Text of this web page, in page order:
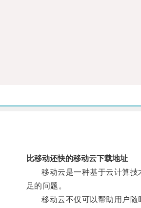
比移动还快的移动云下载地址
移动云是一种基于云计算技术
足的问题。
移动云不仅可以帮助用户随